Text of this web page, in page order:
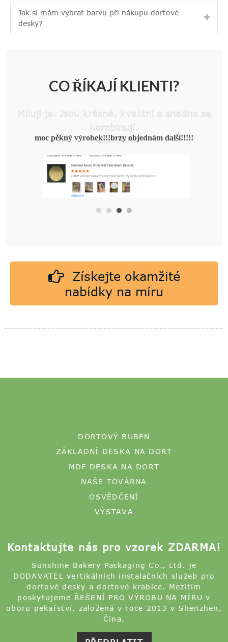
Jak si mám vybrat barvu při nákupu dortové
desky?
CO ŘÍKAJÍ KLIENTI?
— KELLY MURRY
nabídky na míru
MDF DESKA NA DORT
NAŠE TOVÁRNA
OSVĚDČENÍ
VÝSTAVA
Kontaktujte nás pro vzorek ZDARMA!
DODAVATEL vertikálních instalačních služeb pro
dortové desky a dortové krabice. Mezitím
poskytujeme ŘEŠENÍ PRO VÝROBU NA MÍRU v
oboru pekařství, založená v roce 2013 v Shenzhen,
Čína.
PŘEDPLATIT